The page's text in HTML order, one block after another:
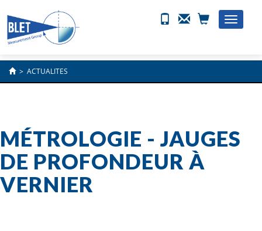
Toggle
> ACTUALITES
MÉTROLOGIE - JAUGES
DE PROFONDEUR À
VERNIER